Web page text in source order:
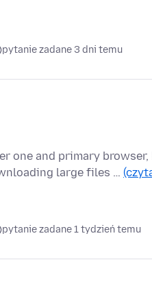
pytanie zadane 3 dni temu
one and primary
large files …
pytanie zadane 1 tydzień temu